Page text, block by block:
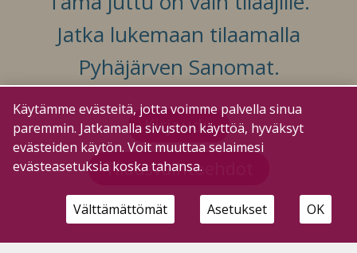
Jatka lukemaan tilaamalla
Pyhäjärven Sanomat.
Kirjaudu
Tilausvaihtoehdot
Käytämme evästeitä, jotta voimme palvella sinua
paremmin. Jatkamalla sivuston käyttöä, hyväksyt
evästeiden käytön. Voit muuttaa selaimesi
evästeasetuksia koska tahansa.
Välttämättömät Asetukset OK